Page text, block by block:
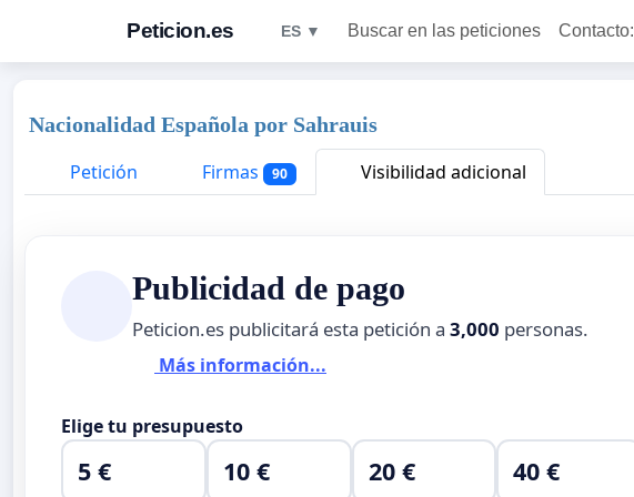
Peticion.es ES ▼ Buscar en las peticiones Contacto:
Nacionalidad Española por Sahrauis
Petición
Firmas 90 Visibilidad adicional
Publicidad de pago
Peticion.es publicitará esta petición a 3,000 personas.
Más información...
Elige tu presupuesto
5 € 10 € 20 € 40 €